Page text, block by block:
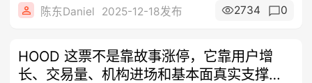
陈东Daniel 2025-12-18发布 2734 0
HOOD 这票不是靠故事涨停，它靠用户增
长、交易量、机构进场和基本面真实支撑。